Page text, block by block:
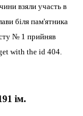
взяли участь в
біля пам'ятника
№ 1 прийняв
with the id 404.
ім.